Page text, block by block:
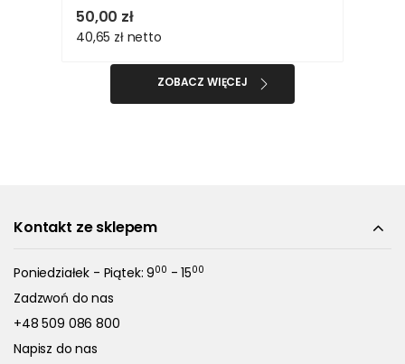
50,00 zł
40,65 zł netto
ZOBACZ WIĘCEJ
Kontakt ze sklepem
Poniedziałek - Piątek: 900 - 1500
Zadzwoń do nas
+48 509 086 800
Napisz do nas